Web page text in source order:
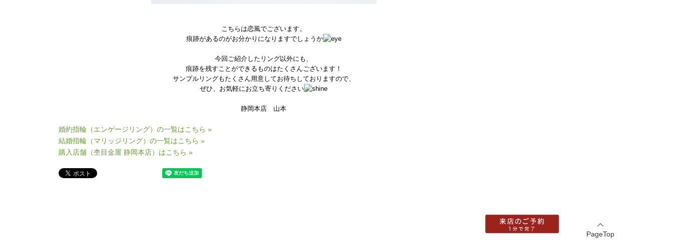
こちらは恋風でございます。
痕跡があるのがお分かりになりますでしょうか
今回ご紹介したリング以外にも、
痕跡を残すことができるものはたくさんございます！
サンプルリングもたくさん用意してお待ちしておりますので、
ぜひ、お気軽にお立ち寄りください
静岡本店 山本
婚約指輪（エンゲージリング）の一覧はこちら »
結婚指輪（マリッジリング）の一覧はこちら »
購入店舗（杢目金屋 静岡本店）はこちら »
PageTop